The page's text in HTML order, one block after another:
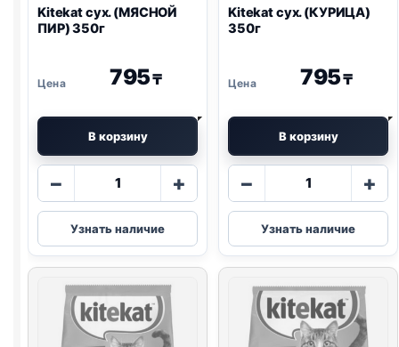
Kitekat сух. (МЯСНОЙ
ПИР) 350г
795₸
В корзину
−
Количество
Kitekat
сух.
(МЯСНОЙ
350г
+
Узнать наличие
Kitekat сух. (КУРИЦА)
350г
795₸
В корзину
−
Количество
Kitekat
сух.
(КУРИЦА)
+
Узнать наличие